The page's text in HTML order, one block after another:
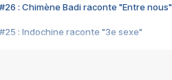
#26 : Chimène Badi raconte "Entre nous"
#25 : Indochine raconte "3e sexe"